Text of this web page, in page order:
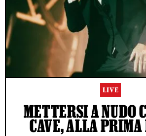
LIVE
METTERSI A NUDO
CAVE, ALLA PRIMA